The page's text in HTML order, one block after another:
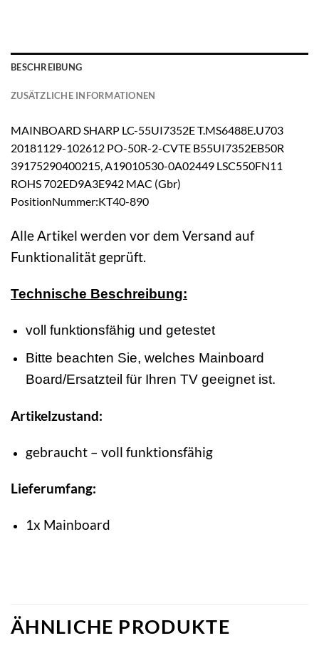
BESCHREIBUNG
ZUSÄTZLICHE INFORMATIONEN
MAINBOARD SHARP LC-55UI7352E T.MS6488E.U703
20181129-102612 PO-50R-2-CVTE B55UI7352EB50R
39175290400215, A19010530-0A02449 LSC550FN11
ROHS 702ED9A3E942 MAC (Gbr)
PositionNummer:KT40-890
Alle Artikel werden vor dem Versand auf
Funktionalität geprüft.
Technische Beschreibung:
voll funktionsfähig und getestet
Bitte beachten Sie, welches Mainboard
Board/Ersatzteil für Ihren TV geeignet ist.
Artikelzustand:
gebraucht – voll funktionsfähig
Lieferumfang:
1x Mainboard
ÄHNLICHE PRODUKTE